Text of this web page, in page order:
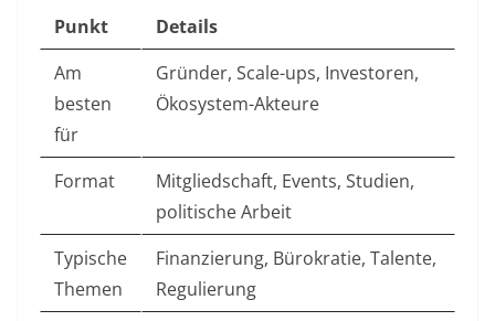
Punkt
Details
Am
besten
für
Gründer, Scale-ups, Investoren,
Ökosystem-Akteure
Format
Mitgliedschaft, Events, Studien,
politische Arbeit
Typische
Themen
Finanzierung, Bürokratie, Talente,
Regulierung